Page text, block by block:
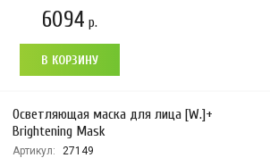
6094 р.
В КОРЗИНУ
Осветляющая маска для лица [W.]+
Brightening Mask
Артикул:
27149